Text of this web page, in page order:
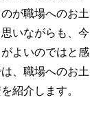
が職場へのお土
いながらも、今
よいのではと感
、職場へのお土
紹介します。